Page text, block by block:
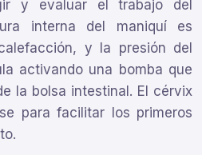
y evaluar el trabajo del
interna del maniquí es
y la presión del
activando una bomba que
la bolsa intestinal. El cérvix
para facilitar los primeros